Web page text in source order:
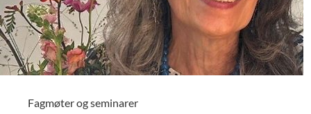
Today.
Fagmøter og seminarer